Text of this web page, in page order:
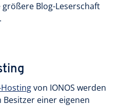
größere Blog-Leserschaft
von IONOS werden
einer eigenen